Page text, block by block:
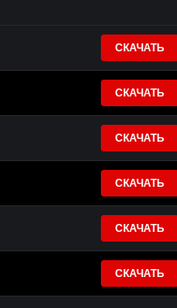
СКАЧАТЬ
СКАЧАТЬ
СКАЧАТЬ
СКАЧАТЬ
СКАЧАТЬ
СКАЧАТЬ